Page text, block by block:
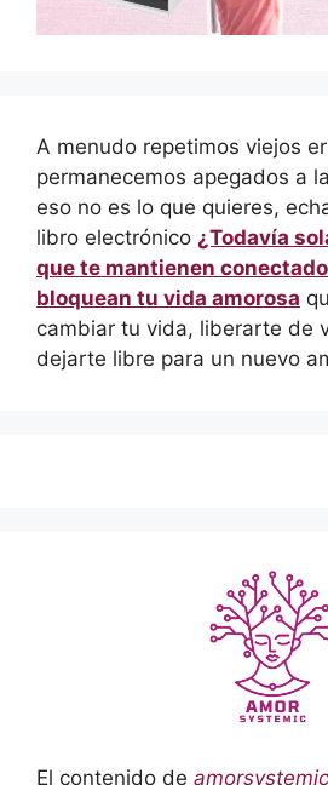
A menudo repetimos viejos
permanecemos apegados a
eso no es lo que quieres,
libro electrónico ¿Todavía
que te mantienen
bloquean tu vida amorosa
cambiar tu vida, liberarte de
dejarte libre para un nuevo
El contenido de